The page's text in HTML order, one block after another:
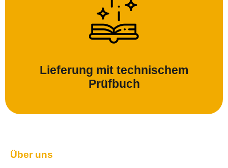
Lieferung mit technischem
Prüfbuch
Über uns